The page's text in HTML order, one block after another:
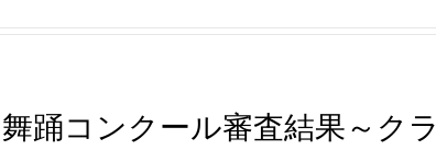
踊コンクール審査結果～クラ